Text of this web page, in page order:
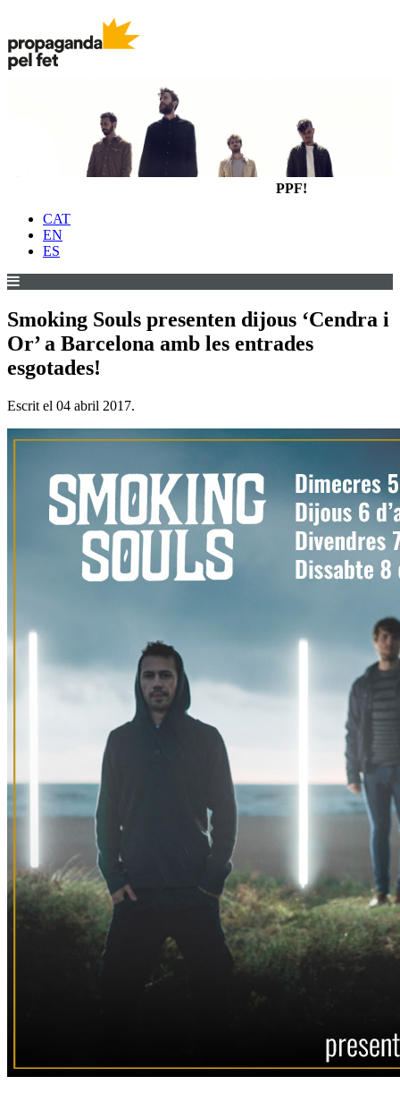
PPF!
CAT
EN
ES
Smoking Souls presenten dijous ‘Cendra i
Or’ a Barcelona amb les entrades
esgotades!
Escrit el 04 abril 2017.